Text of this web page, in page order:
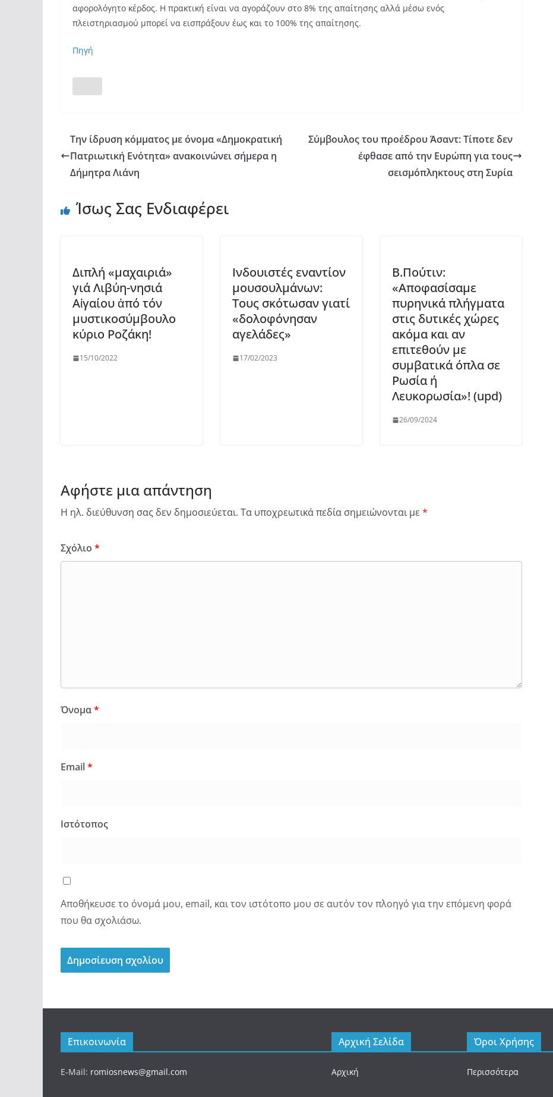
αφορολόγητο κέρδος. Η πρακτική είναι να αγοράζουν στο 8% της απαίτησης αλλά μέσω ενός
πλειστηριασμού μπορεί να εισπράξουν έως και το 100% της απαίτησης.
Πηγή
Την ίδρυση κόμματος με όνομα «Δημοκρατική
Πατριωτική Ενότητα» ανακοινώνει σήμερα η
Δήμητρα Λιάνη
Σύμβουλος του προέδρου Άσαντ: Τίποτε δεν
έφθασε από την Ευρώπη για τους
σεισμόπληκτους στη Συρία
Ίσως Σας Ενδιαφέρει
Διπλή «μαχαιριά»
γιά Λιβύη-νησιά
Αἰγαίου ἀπό τόν
μυστικοσύμβουλο
κύριο Ροζάκη!
15/10/2022
Ινδουιστές εναντίον
μουσουλμάνων:
Τους σκότωσαν γιατί
«δολοφόνησαν
αγελάδες»
17/02/2023
Β.Πούτιν:
«Αποφασίσαμε
πυρηνικά πλήγματα
στις δυτικές χώρες
ακόμα και αν
επιτεθούν με
συμβατικά όπλα σε
Ρωσία ή
Λευκορωσία»! (upd)
26/09/2024
Αφήστε μια απάντηση
Η ηλ. διεύθυνση σας δεν δημοσιεύεται. Τα υποχρεωτικά πεδία σημειώνονται με *
Σχόλιο *
Όνομα*
Email*
Ιστότοπος
Αποθήκευσε το όνομά μου, email, και τον ιστότοπο μου σε αυτόν τον πλοηγό για την επόμενη φορά
που θα σχολιάσω.
Επικοινωνία
E-Mail: romiosnews@gmail.com
Αρχική Σελίδα
Αρχική
Όροι Χρήσης
Περισσότερα